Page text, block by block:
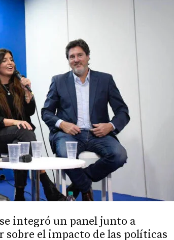
integró un panel junto a
el impacto de las políticas